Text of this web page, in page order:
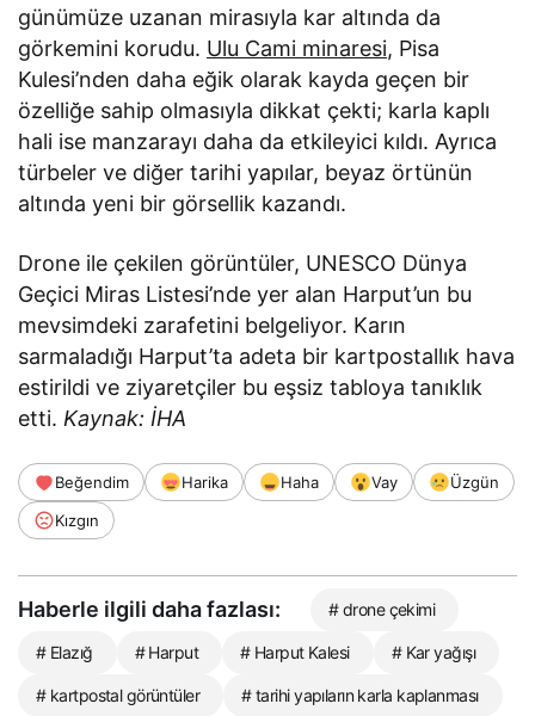
günümüze uzanan mirasıyla kar altında da
görkemini korudu. Ulu Cami minaresi, Pisa
Kulesi’nden daha eğik olarak kayda geçen bir
özelliğe sahip olmasıyla dikkat çekti; karla kaplı
hali ise manzarayı daha da etkileyici kıldı. Ayrıca
türbeler ve diğer tarihi yapılar, beyaz örtünün
altında yeni bir görsellik kazandı.
Drone ile çekilen görüntüler, UNESCO Dünya
Geçici Miras Listesi’nde yer alan Harput’un bu
mevsimdeki zarafetini belgeliyor. Karın
sarmaladığı Harput’ta adeta bir kartpostallık hava
estirildi ve ziyaretçiler bu eşsiz tabloya tanıklık
etti. Kaynak: İHA
Beğendim Harika Haha Vay
Üzgün
Kızgın
Haberle ilgili daha fazlası: # drone çekimi
# Elazığ # Harput # Harput Kalesi # Kar yağışı
# kartpostal görüntüler # tarihi yapıların karla kaplanması